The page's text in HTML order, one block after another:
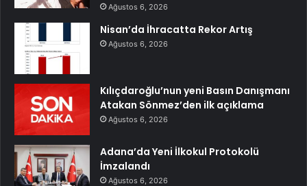
Ağustos 6, 2026
Nisan’da İhracatta Rekor Artış
Ağustos 6, 2026
Kılıçdaroğlu’nun yeni Basın Danışmanı
Atakan Sönmez’den ilk açıklama
Ağustos 6, 2026
Adana’da Yeni İlkokul Protokolü
İmzalandı
Ağustos 6, 2026